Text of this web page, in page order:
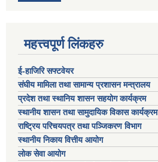
महत्त्वपूर्ण लिंकहरु
ई-हाजिरि सफ्टवेयर
संघीय मामिला तथा सामान्य प्रशासन मन्त्रालय
प्रदेश तथा स्थानिय शासन सहयोग कार्यक्रम
स्थानीय शासन तथा सामुदायिक विकास कार्यक्रम
राष्ट्रिय परिचयपत्र तथा पञ्जिकरण विभाग
स्थानीय निकाय वित्तीय आयोग
लोक सेवा आयोग